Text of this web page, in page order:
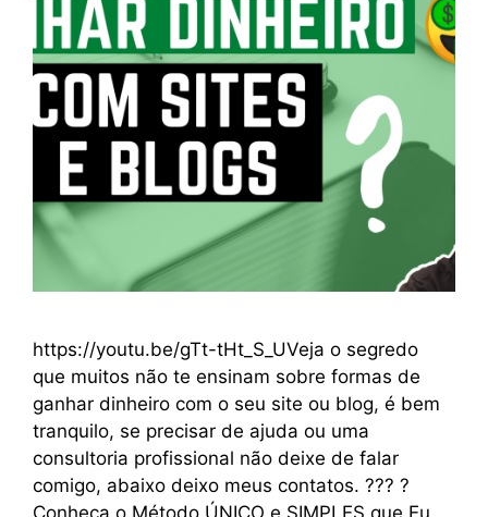
https://youtu.be/gTt-tHt_S_UVeja o segredo
que muitos não te ensinam sobre formas de
ganhar dinheiro com o seu site ou blog, é bem
tranquilo, se precisar de ajuda ou uma
consultoria profissional não deixe de falar
comigo, abaixo deixo meus contatos. ??? ?